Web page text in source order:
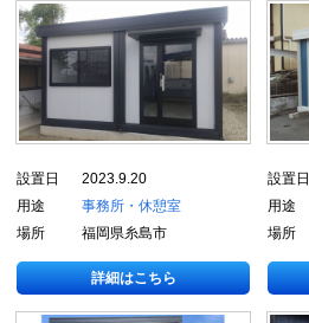
設置日
2023.9.20
用途
事務所・休憩室
場所
福岡県糸島市
詳細はこちら
設置日
用途
場所